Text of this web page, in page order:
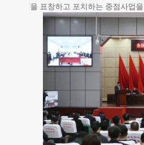
을 표창하고 포치하는 중점사업